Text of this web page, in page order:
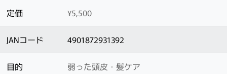
定価 ¥5,500
JANコード 4901872931392
目的 弱った頭皮・髪ケア